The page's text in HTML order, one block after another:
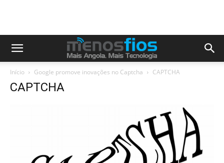
Início Google promove inovações no Captcha CAPTCHA
CAPTCHA